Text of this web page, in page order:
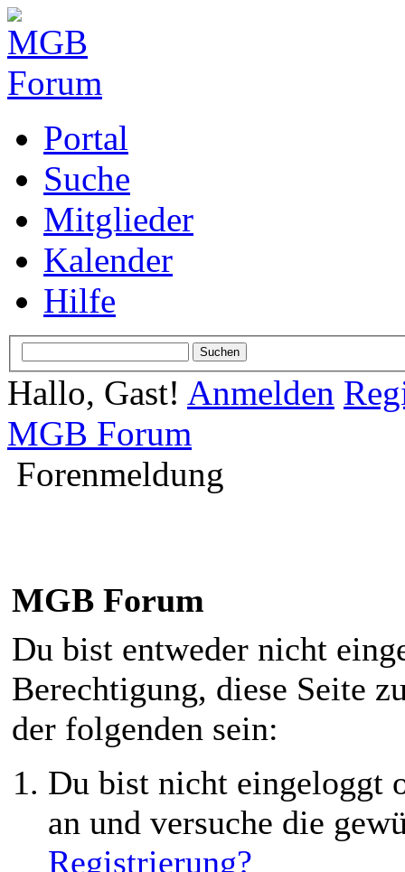
Portal
Suche
Mitglieder
Kalender
Hilfe
Hallo, Gast! Anmelden
MGB Forum
Forenmeldung
MGB Forum
Du bist entweder nicht
Berechtigung, diese Seite
der folgenden sein:
Du bist nicht eingeloggt
an und versuche die
Registrierung?